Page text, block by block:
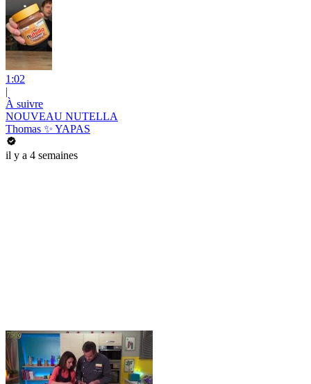
1:02
|
À suivre
NOUVEAU NUTELLA
Thomas ✨ YAPAS
il y a 4 semaines